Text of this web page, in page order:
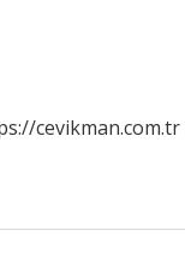
cevikman.com.tr